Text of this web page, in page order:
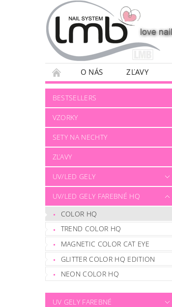
O NÁS ZĽAVY
BESTSELLERS
VZORKY
SETY NA NECHTY
ZĽAVY
UV/LED GELY
UV/LED GELY FAREBNÉ HQ
COLOR HQ
TREND COLOR HQ
MAGNETIC COLOR CAT EYE
GLITTER COLOR HQ EDITION
NEON COLOR HQ
UV GELY FAREBNÉ